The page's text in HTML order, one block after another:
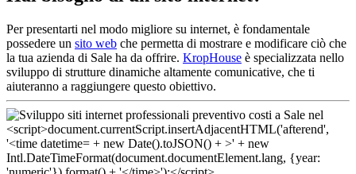
Per presentarti nel modo migliore su internet, è fondamentale
possedere un sito web che permetta di mostrare e modificare ciò che
la tua azienda di Sale ha da offrire. KropHouse è specializzata nello
sviluppo di strutture dinamiche altamente comunicative, che ti
aiuteranno a raggiungere questo obiettivo.